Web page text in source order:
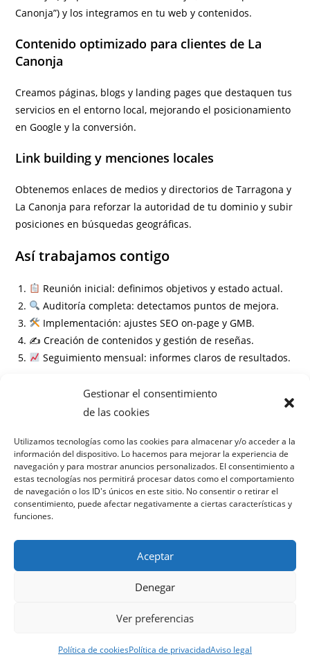
Gestionar el consentimiento
de las cookies
Utilizamos tecnologías como las cookies para almacenar y/o acceder a la
información del dispositivo. Lo hacemos para mejorar la experiencia de
navegación y para mostrar anuncios personalizados. El consentimiento a
estas tecnologías nos permitirá procesar datos como el comportamiento
de navegación o los ID's únicos en este sitio. No consentir o retirar el
consentimiento, puede afectar negativamente a ciertas características y
funciones.
Aceptar
Denegar
Ver preferencias
Política de cookiesPolítica de privacidadAviso legal
Canonja”) y los integramos en tu web y contenidos.
Contenido optimizado para clientes de La
Canonja
Creamos páginas, blogs y landing pages que destaquen tus
servicios en el entorno local, mejorando el posicionamiento
en Google y la conversión.
Link building y menciones locales
Obtenemos enlaces de medios y directorios de Tarragona y
La Canonja para reforzar la autoridad de tu dominio y subir
posiciones en búsquedas geográficas.
Así trabajamos contigo
Reunión inicial: definimos objetivos y estado actual.
Auditoría completa: detectamos puntos de mejora.
Implementación: ajustes SEO on-page y GMB.
✍️ Creación de contenidos y gestión de reseñas.
Seguimiento mensual: informes claros de resultados.
Información
¿Cuánto tiempo tarda en ver resultados?
¿Necesito cambiar mi página web?
¿Este servicio vale para cualquier sector en La Canonja?
¿Cómo medimos el éxito del SEO local?
Política de cookies Aviso legal
© 2026 UNO SEO · Todos los derechos reservados